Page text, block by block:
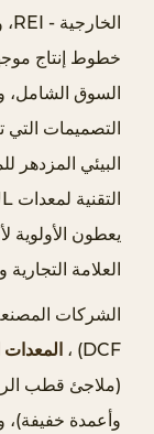
س
ة
ف
ي
م
ح
ة
ع
ة
السوق الشامل،
التصميمات
البيئي المزدهر
يعطون الأولوية
العلامة
الشركات
DCF) ،
المعدات
(ملاجئ قطب
وأعمدة خفيفة)،